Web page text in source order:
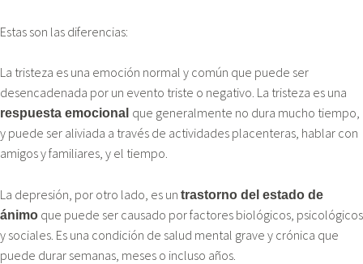
Estas son las diferencias:
La tristeza es una emoción normal y común que puede ser
desencadenada por un evento triste o negativo. La tristeza es una
respuesta emocional que generalmente no dura mucho tiempo,
y puede ser aliviada a través de actividades placenteras, hablar con
amigos y familiares, y el tiempo.
La depresión, por otro lado, es un trastorno del estado de
ánimo que puede ser causado por factores biológicos, psicológicos
y sociales. Es una condición de salud mental grave y crónica que
puede durar semanas, meses o incluso años.